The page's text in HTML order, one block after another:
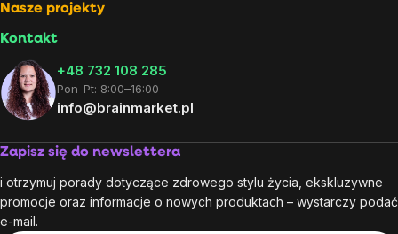
Nasze projekty
Kontakt
+48 732 108 285
Pon-Pt: 8:00–16:00
info@brainmarket.pl
Zapisz się do newslettera
i otrzymuj porady dotyczące zdrowego stylu życia, ekskluzywne
promocje oraz informacje o nowych produktach – wystarczy podać
e-mail.